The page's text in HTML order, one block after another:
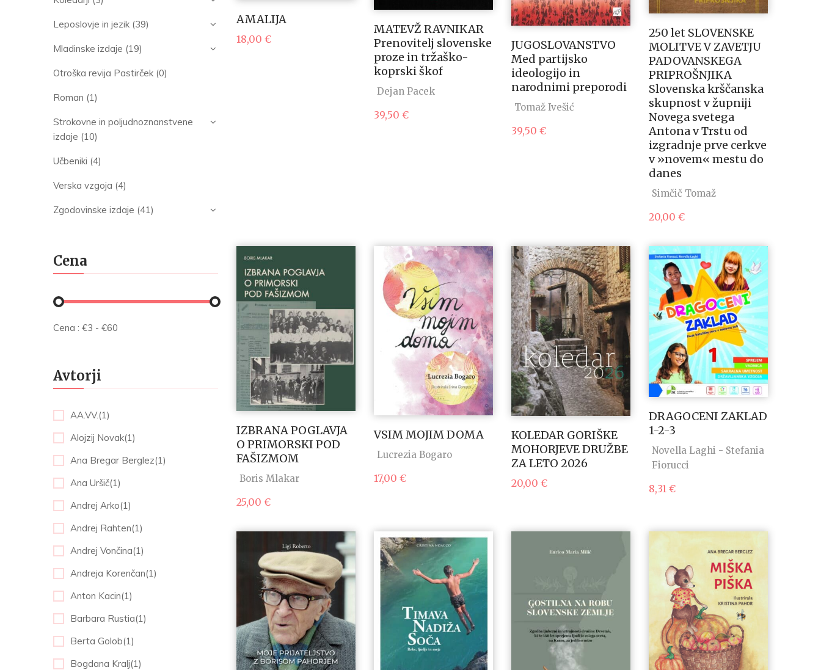
Leposlovje in jezik (39)
Mladinske izdaje (19)
Otroška revija Pastirček (0)
Roman (1)
Strokovne in poljudnoznanstvene
izdaje (10)
Učbeniki (4)
Verska vzgoja (4)
Zgodovinske izdaje (41)
Cena
Cena : €3 - €60
Avtorji
AA.VV.(1)
Alojzij Novak(1)
Ana Bregar Berglez(1)
Ana Uršič(1)
Andrej Arko(1)
Andrej Rahten(1)
Andrej Vončina(1)
Andreja Korenčan(1)
Anton Kacin(1)
Barbara Rustia(1)
Berta Golob(1)
Bogdana Kralj(1)
AMALIJA
18,00 €
MATEVŽ RAVNIKAR
Prenovitelj slovenske
proze in tržaško-
koprski škof
Dejan Pacek
39,50 €
JUGOSLOVANSTVO
Med partijsko
ideologijo in
narodnimi preporodi
Tomaž Ivešić
39,50 €
250 let SLOVENSKE
MOLITVE V ZAVETJU
PADOVANSKEGA
PRIPROŠNJIKA
Slovenska krščanska
skupnost v župniji
Novega svetega
Antona v Trstu od
izgradnje prve cerkve
v »novem« mestu do
danes
Simčič Tomaž
20,00 €
IZBRANA POGLAVJA
O PRIMORSKI POD
FAŠIZMOM
Boris Mlakar
25,00 €
VSIM MOJIM DOMA
Lucrezia Bogaro
17,00 €
KOLEDAR GORIŠKE
MOHORJEVE DRUŽBE
ZA LETO 2026
20,00 €
DRAGOCENI ZAKLAD
1-2-3
Novella Laghi - Stefania
Fiorucci
8,31 €